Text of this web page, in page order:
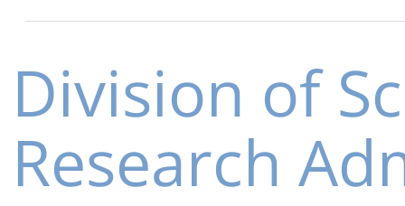
Division of
Research